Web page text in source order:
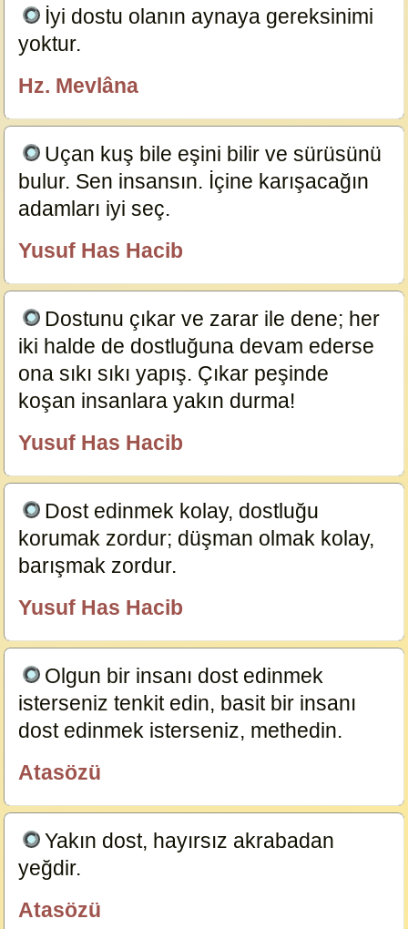
İyi dostu olanın aynaya gereksinimi
yoktur.
Hz. Mevlâna
Uçan kuş bile eşini bilir ve sürüsünü
bulur. Sen insansın. İçine karışacağın
adamları iyi seç.
Yusuf Has Hacib
Dostunu çıkar ve zarar ile dene; her
iki halde de dostluğuna devam ederse
ona sıkı sıkı yapış. Çıkar peşinde
koşan insanlara yakın durma!
Yusuf Has Hacib
Dost edinmek kolay, dostluğu
korumak zordur; düşman olmak kolay,
barışmak zordur.
Yusuf Has Hacib
Olgun bir insanı dost edinmek
isterseniz tenkit edin, basit bir insanı
dost edinmek isterseniz, methedin.
Atasözü
Yakın dost, hayırsız akrabadan
yeğdir.
Atasözü